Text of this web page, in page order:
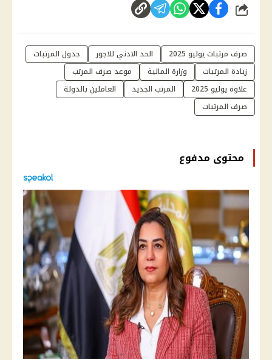
شارك
صرف مرتبات يوليو 2025 الحد الادني للاجور
جدول المرتبات
زيادة المرتبات
وزارة المالية
موعد صرف المرتب
علاوة يوليو 2025
المرتب الجديد
العاملين بالدولة
صرف المرتبات
محتوى مدفوع